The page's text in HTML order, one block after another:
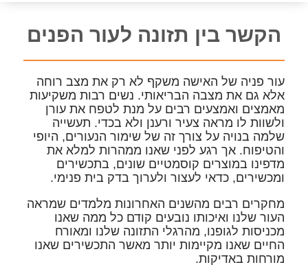
הקשר בין תזונה לעור הפנים
עור פניה של האישה משקף לא רק את מצב רוחה
אלא גם את מצבה הבריאותי. נשים רבות משקיעות
מאמצים ואמצעים רבים על מנת לטפח את עורן
ולשוות לו מראה צעיר ורענן ולא בכדי. תעשייה
שלמה בנויה על צורך זה של שימור הנעורים, היופי
והטיפוח. אך רגע לפני שאנו ממהרות למלא את
מדפינו במוצרים קוסמטיים שונים, בתכשירים
ומכשירים, כדאי לעצור ולערוך בדק בית פנימי.
מחקרים רבים מהשנים האחרונות מלמדים שמראה
העור שלנו ואיכותו נובעים קודם כל ממה שאנו
מכניסות לגופנו, מהרגלי התזונה שלנו ומאורח
החיים שאנו מקיימות יותר מאשר התכשירים שאנו
מורחות באדיקות.